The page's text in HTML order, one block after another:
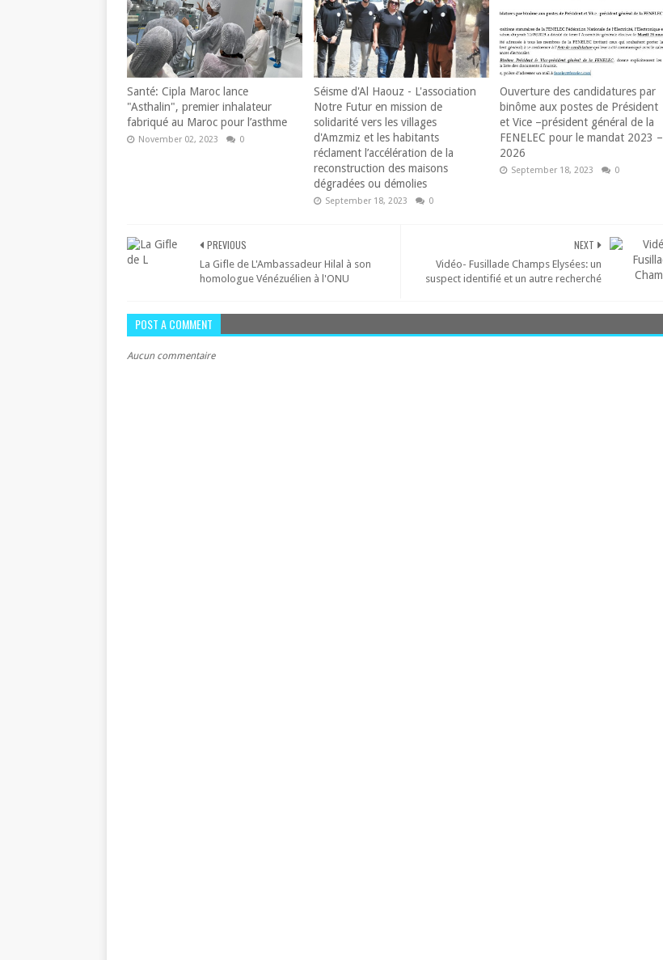
Santé: Cipla Maroc lance
"Asthalin", premier inhalateur
fabriqué au Maroc pour l’asthme
November 02, 2023 0
Séisme d'Al Haouz - L'association
Notre Futur en mission de
solidarité vers les villages
d'Amzmiz et les habitants
réclament l’accélération de la
reconstruction des maisons
dégradées ou démolies
September 18, 2023 0
Ouverture des candidatures par
binôme aux postes de Président
et Vice –président général de la
FENELEC pour le mandat 2023 –
2026
September 18, 2023 0
NEXT
Vidéo- Fusillade Champs Elysées: un
suspect identifié et un autre recherché
PREVIOUS
La Gifle de L'Ambassadeur Hilal à son
homologue Vénézuélien à l'ONU
POST A COMMENT
Aucun commentaire